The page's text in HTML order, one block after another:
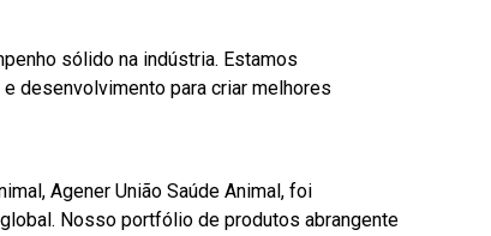
sólido na indústria. Estamos
desenvolvimento para criar melhores
Agener União Saúde Animal, foi
Nosso portfólio de produtos abrangente